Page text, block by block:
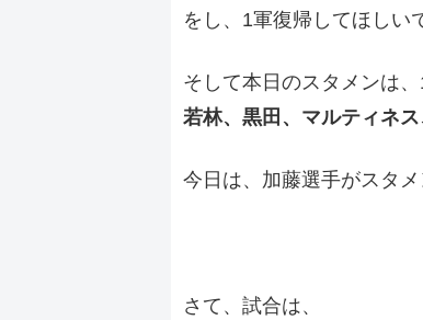
をし、1軍復帰してほしい
そして本日のスタメンは
若林、黒田、マルティネ
今日は、加藤選手がスタ
さて、試合は、